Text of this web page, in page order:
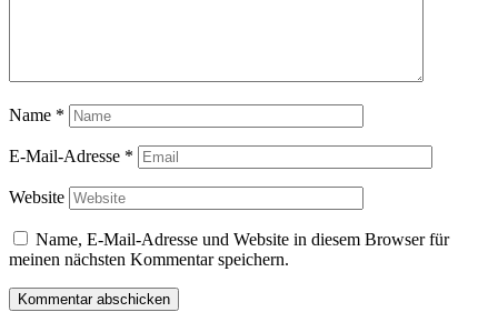
Name *
E-Mail-Adresse *
Website
Name, E-Mail-Adresse und Website in diesem Browser für
meinen nächsten Kommentar speichern.